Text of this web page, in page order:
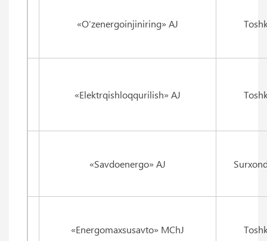
«O‘zenergoinjiniring» AJ
«Elektrqishloqqurilish» AJ
«Savdoenergo» AJ
«Energomaxsusavto» MChJ